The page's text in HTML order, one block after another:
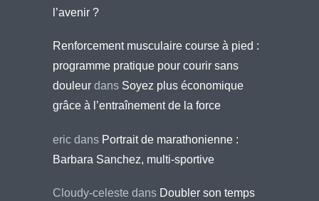
l’avenir ?
Renforcement musculaire course à pied :
programme pratique pour courir sans
douleur dans Soyez plus économique
grâce à l’entraînement de la force
eric dans Portrait de marathonienne :
Barbara Sanchez, multi-sportive
Cloudy-celeste dans Doubler son temps